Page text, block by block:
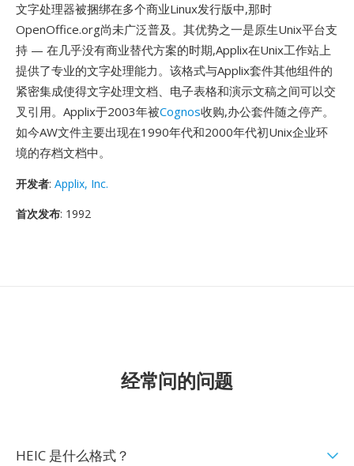
文字处理器被捆绑在多个商业Linux发行版中,那时
OpenOffice.org尚未广泛普及。其优势之一是原生Unix平台支
持 — 在几乎没有商业替代方案的时期,Applix在Unix工作站上
提供了专业的文字处理能力。该格式与Applix套件其他组件的
紧密集成使得文字处理文档、电子表格和演示文稿之间可以交
叉引用。Applix于2003年被Cognos收购,办公套件随之停产。
如今AW文件主要出现在1990年代和2000年代初Unix企业环
境的存档文档中。
开发者: Applix, Inc.
首次发布: 1992
经常问的问题
HEIC 是什么格式？